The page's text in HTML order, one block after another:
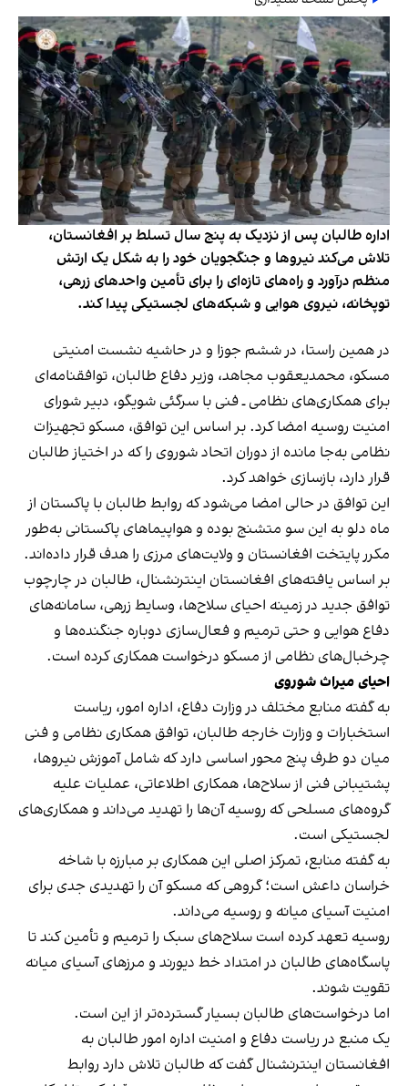
اداره طالبان پس از نزدیک به پنج سال تسلط بر افغانستان،
تلاش می‌کند نیروها و جنگجویان خود را به شکل یک ارتش
منظم درآورد و راه‌های تازه‌ای را برای تأمین واحدهای زرهی،
توپخانه، نیروی هوایی و شبکه‌های لجستیکی پیدا کند.
در همین راستا، در ششم جوزا و در حاشیه نشست امنیتی
مسکو، محمدیعقوب مجاهد، وزیر دفاع طالبان، توافقنامه‌ای
برای همکاری‌های نظامی ـ فنی با سرگئی شویگو، دبیر شورای
امنیت روسیه امضا کرد. بر اساس این توافق، مسکو تجهیزات
نظامی به‌جا مانده از دوران اتحاد شوروی را که در اختیاز طالبان
قرار دارد، بازسازی خواهد کرد.
این توافق در حالی امضا می‌شود که روابط طالبان با پاکستان از
ماه دلو به این سو متشنج بوده و هواپیماهای پاکستانی به‌طور
مکرر پایتخت افغانستان و ولایت‌های مرزی را هدف قرار داده‌اند.
بر اساس یافته‌های افغانستان اینترنشنال، طالبان در چارچوب
توافق جدید در زمینه احیای سلاح‌ها، وسایط زرهی، سامانه‌های
دفاع هوایی و حتی ترمیم و فعال‌سازی دوباره جنگنده‌ها و
چرخبال‌های نظامی از مسکو درخواست همکاری کرده است.
احیای میراث شوروی
به گفته منابع مختلف در وزارت دفاع، اداره امور، ریاست
استخبارات و وزارت خارجه طالبان، توافق همکاری نظامی و فنی
میان دو طرف پنج محور اساسی دارد که شامل آموزش نیروها،
پشتیبانی فنی از سلاح‌ها، همکاری اطلاعاتی، عملیات علیه
گروه‌های مسلحی که روسیه آن‌ها را تهدید می‌داند و همکاری‌های
لجستیکی است.
به گفته منابع، تمرکز اصلی این همکاری بر مبارزه با شاخه
خراسان داعش است؛ گروهی که مسکو آن را تهدیدی جدی برای
امنیت آسیای میانه و روسیه می‌داند.
روسیه تعهد کرده است سلاح‌های سبک را ترمیم و تأمین کند تا
پاسگاه‌های طالبان در امتداد خط دیورند و مرزهای آسیای میانه
تقویت شوند.
اما درخواست‌های طالبان بسیار گسترده‌تر از این است.
یک منبع در ریاست دفاع و امنیت اداره امور طالبان به
افغانستان اینترنشنال گفت که طالبان تلاش دارد روابط